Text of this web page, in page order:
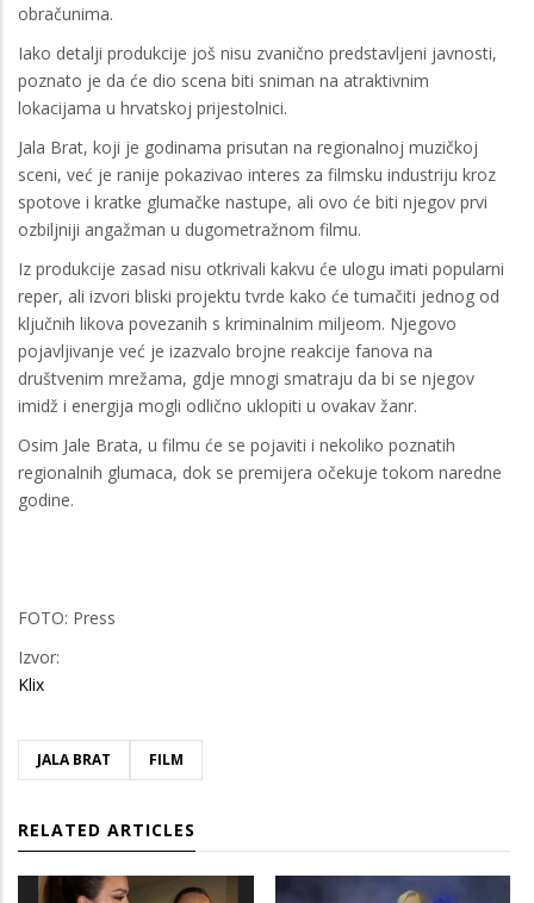
obračunima.
Iako detalji produkcije još nisu zvanično predstavljeni javnosti,
poznato je da će dio scena biti sniman na atraktivnim
lokacijama u hrvatskoj prijestolnici.
Jala Brat, koji je godinama prisutan na regionalnoj muzičkoj
sceni, već je ranije pokazivao interes za filmsku industriju kroz
spotove i kratke glumačke nastupe, ali ovo će biti njegov prvi
ozbiljniji angažman u dugometražnom filmu.
Iz produkcije zasad nisu otkrivali kakvu će ulogu imati popularni
reper, ali izvori bliski projektu tvrde kako će tumačiti jednog od
ključnih likova povezanih s kriminalnim miljeom. Njegovo
pojavljivanje već je izazvalo brojne reakcije fanova na
društvenim mrežama, gdje mnogi smatraju da bi se njegov
imidž i energija mogli odlično uklopiti u ovakav žanr.
Osim Jale Brata, u filmu će se pojaviti i nekoliko poznatih
regionalnih glumaca, dok se premijera očekuje tokom naredne
godine.
FOTO: Press
Izvor:
Klix
JALA BRAT FILM
RELATED ARTICLES